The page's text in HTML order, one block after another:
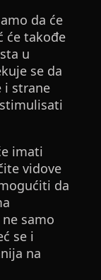
da će
će takođe
u
se da
i strane
imati
vidove
da
samo
se i
na